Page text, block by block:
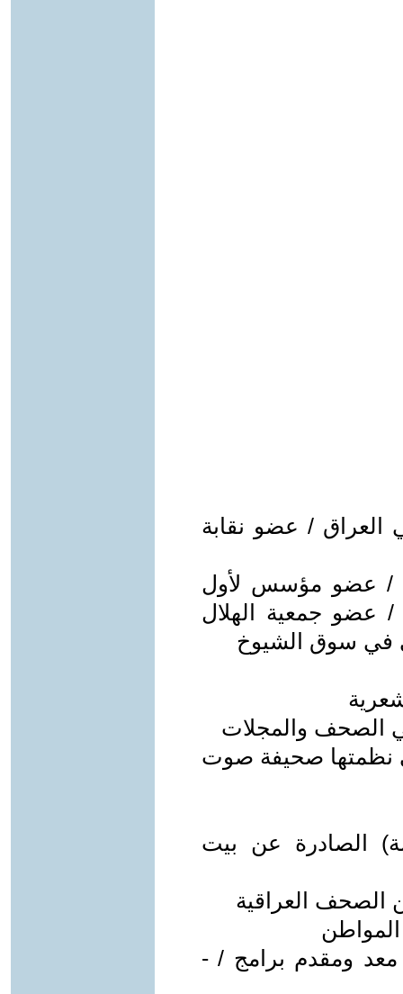
العراق / عضو نقابة
/ عضو مؤسس لأول
عضو جمعية الهلال
في سوق الشيوخ
الصحف والمجلات
نظمتها صحيفة صوت
الصادرة عن بيت
العراقية
ومقدم برامج / -